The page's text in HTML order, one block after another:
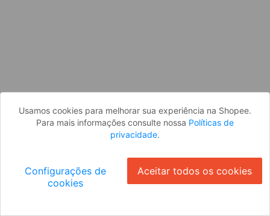
Usamos cookies para melhorar sua experiência na Shopee.
Para mais informações consulte nossa Políticas de
privacidade.
Configurações de
cookies
Aceitar todos os cookies